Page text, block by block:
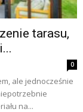
tarasu,
0
ale jednocześnie
na...